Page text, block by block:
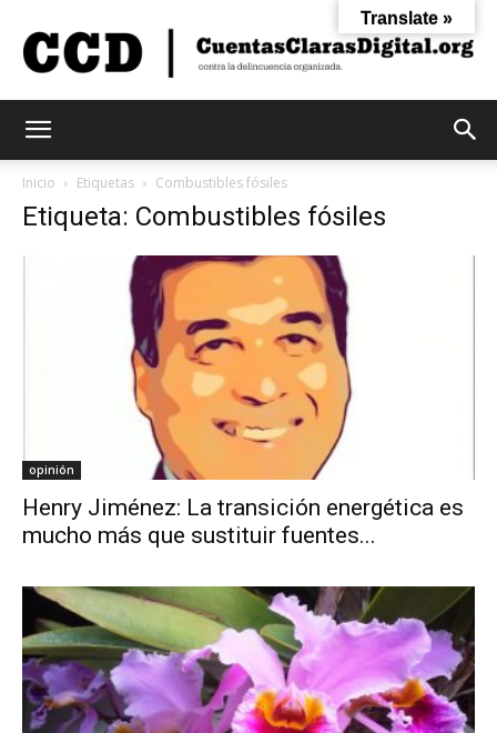
Digital
Inicio Etiquetas Combustibles fósiles
Etiqueta: Combustibles fósiles
opinión
Henry Jiménez: La transición energética es
mucho más que sustituir fuentes...
Translate »